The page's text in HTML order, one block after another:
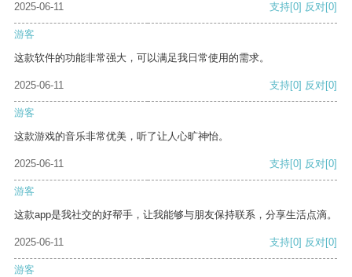
2025-06-11 支持[0] 反对[0]
游客
这款软件的功能非常强大，可以满足我日常使用的需求。
2025-06-11 支持[0] 反对[0]
游客
这款游戏的音乐非常优美，听了让人心旷神怡。
2025-06-11 支持[0] 反对[0]
游客
这款app是我社交的好帮手，让我能够与朋友保持联系，分享生活点滴。
2025-06-11 支持[0] 反对[0]
游客